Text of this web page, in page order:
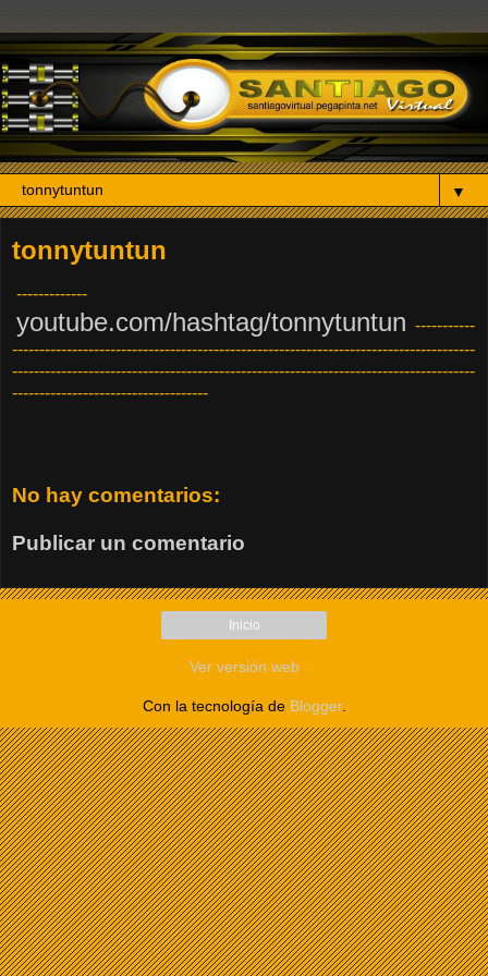
▼
tonnytuntun
-------------
youtube.com/hashtag/tonnytuntun -----------
-------------------------------------------------------------------------------------
-------------------------------------------------------------------------------------
------------------------------------
No hay comentarios:
Publicar un comentario
Inicio
Ver versión web
Con la tecnología de Blogger.